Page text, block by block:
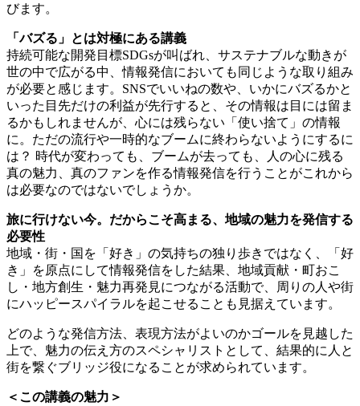
びます。
「バズる」とは対極にある講義
持続可能な開発目標SDGsが叫ばれ、サステナブルな動きが
世の中で広がる中、情報発信においても同じような取り組み
が必要と感じます。SNSでいいねの数や、いかにバズるかと
いった目先だけの利益が先行すると、その情報は目には留ま
るかもしれませんが、心には残らない「使い捨て」の情報
に。ただの流行や一時的なブームに終わらないようにするに
は？ 時代が変わっても、ブームが去っても、人の心に残る
真の魅力、真のファンを作る情報発信を行うことがこれから
は必要なのではないでしょうか。
旅に行けない今。だからこそ高まる、地域の魅力を発信する
必要性
地域・街・国を「好き」の気持ちの独り歩きではなく、「好
き」を原点にして情報発信をした結果、地域貢献・町おこ
し・地方創生・魅力再発見につながる活動で、周りの人や街
にハッピースパイラルを起こせることも見据えています。
どのような発信方法、表現方法がよいのかゴールを見越した
上で、魅力の伝え方のスペシャリストとして、結果的に人と
街を繋ぐブリッジ役になることが求められています。
＜この講義の魅力＞